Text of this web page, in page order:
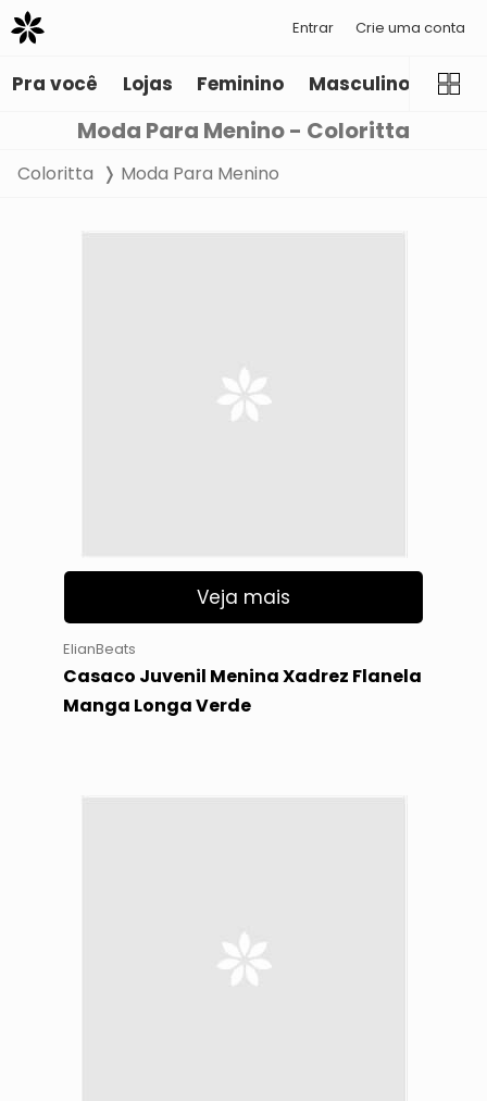
Entrar Crie uma conta
Pra você Lojas Feminino Masculino
Moda Para Menino - Coloritta
Coloritta Moda Para Menino
Veja mais
ElianBeats
Casaco Juvenil Menina Xadrez Flanela
Manga Longa Verde